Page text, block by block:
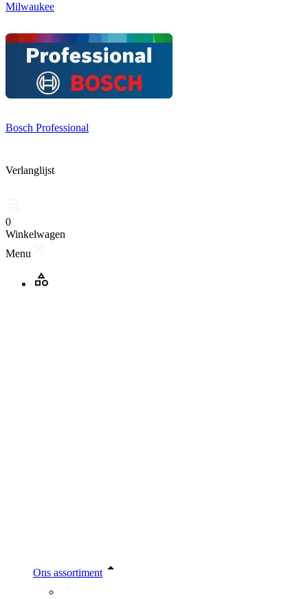
Milwaukee
Bosch Professional
Verlanglijst
0
Winkelwagen
Menu
Ons assortiment